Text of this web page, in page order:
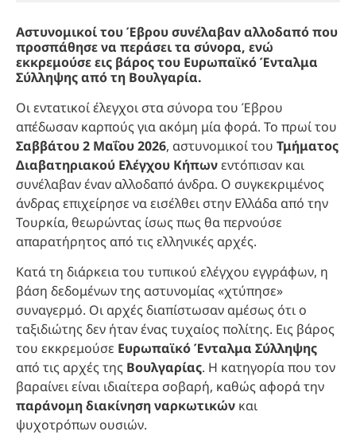
Αστυνομικοί του Έβρου συνέλαβαν αλλοδαπό που
προσπάθησε να περάσει τα σύνορα, ενώ
εκκρεμούσε εις βάρος του Ευρωπαϊκό Ένταλμα
Σύλληψης από τη Βουλγαρία.
Οι εντατικοί έλεγχοι στα σύνορα του Έβρου
απέδωσαν καρπούς για ακόμη μία φορά. Το πρωί του
Σαββάτου 2 Μαΐου 2026, αστυνομικοί του Τμήματος
Διαβατηριακού Ελέγχου Κήπωνεντόπισαν και
συνέλαβαν έναν αλλοδαπό άνδρα. Ο συγκεκριμένος
άνδρας επιχείρησε να εισέλθει στην Ελλάδα από την
Τουρκία, θεωρώντας ίσως πως θα περνούσε
απαρατήρητος από τις ελληνικές αρχές.
Κατά τη διάρκεια του τυπικού ελέγχου εγγράφων, η
βάση δεδομένων της αστυνομίας «χτύπησε»
συναγερμό. Οι αρχές διαπίστωσαν αμέσως ότι ο
ταξιδιώτης δεν ήταν ένας τυχαίος πολίτης. Εις βάρος
του εκκρεμούσε Ευρωπαϊκό Ένταλμα Σύλληψης
από τις αρχές της Βουλγαρίας. Η κατηγορία που τον
βαραίνει είναι ιδιαίτερα σοβαρή, καθώς αφορά την
παράνομη διακίνηση ναρκωτικών και
ψυχοτρόπων ουσιών.